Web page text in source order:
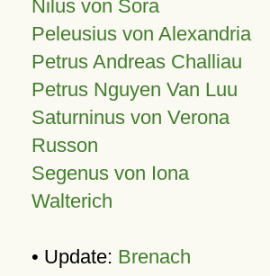
Nilus von Sora
Peleusius von Alexandria
Petrus Andreas Challiau
Petrus Nguyen Van Luu
Saturninus von Verona
Russon
Segenus von Iona
Walterich
• Update: Brenach